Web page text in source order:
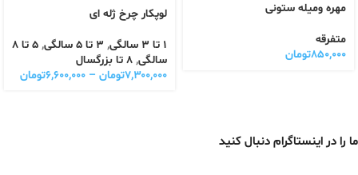
مهره و‌میله ستونی
متفرقه
۸۵۰,۰۰۰تومان
لوپکار چرخ ژله ای
1 تا 3 سالگی , 3 تا 5 سالگی ,
5 تا 8
سالگی, 8 تا بزرگسال
۷,۳۰۰,۰۰۰تومان – ۶,۶۰۰,۰۰۰تومان
ما را در اینستاگرام دنبال کنید